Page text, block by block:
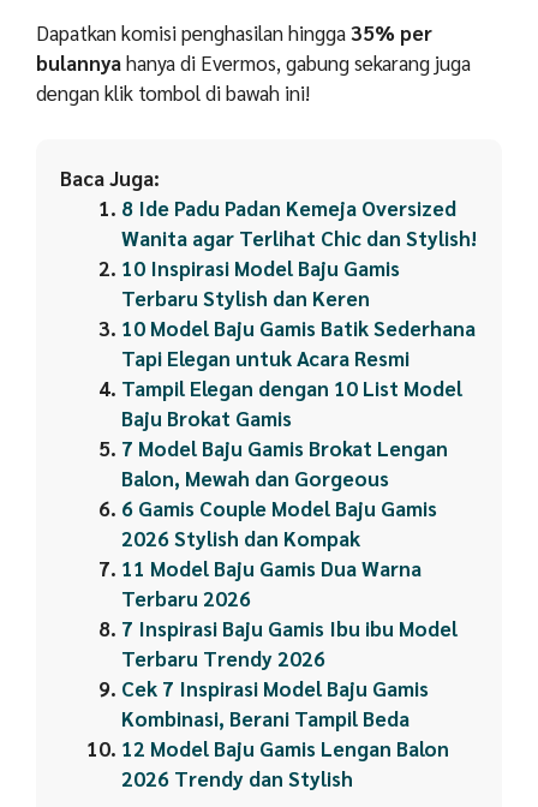
Dapatkan komisi penghasilan hingga35% per
bulannyahanya di Evermos, gabung sekarang juga
dengan klik tombol di bawah ini!
Baca Juga:
8 Ide Padu Padan Kemeja Oversized
Wanita agar Terlihat Chic dan Stylish!
10 Inspirasi Model Baju Gamis
Terbaru Stylish dan Keren
10 Model Baju Gamis Batik Sederhana
Tapi Elegan untuk Acara Resmi
Tampil Elegan dengan 10 List Model
Baju Brokat Gamis
7 Model Baju Gamis Brokat Lengan
Balon, Mewah dan Gorgeous
6 Gamis Couple Model Baju Gamis
2026 Stylish dan Kompak
11 Model Baju Gamis Dua Warna
Terbaru 2026
7 Inspirasi Baju Gamis Ibu ibu Model
Terbaru Trendy 2026
Cek 7 Inspirasi Model Baju Gamis
Kombinasi, Berani Tampil Beda
12 Model Baju Gamis Lengan Balon
2026 Trendy dan Stylish